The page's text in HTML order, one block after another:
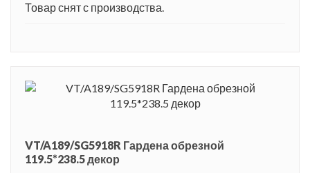
Товар снят с производства.
VT/A189/SG5918R Гардена обрезной
119.5*238.5 декор